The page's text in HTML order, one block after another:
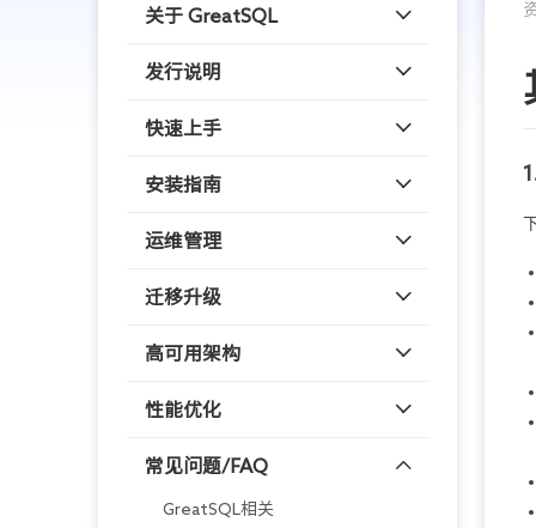
关于 GreatSQL
发行说明
快速上手
安装指南
运维管理
迁移升级
高可用架构
性能优化
常见问题/FAQ
GreatSQL相关